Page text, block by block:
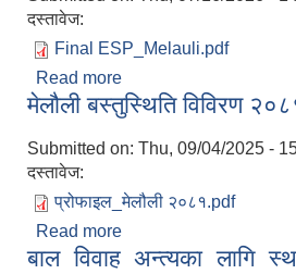
दस्तावेज:
Final ESP_Melauli.pdf
Read more
मेलौली बस्तुस्थिति विविरण
Submitted on: Thu, 09/04/2025 -
दस्तावेज:
प्रोफाइल_मेलौली २०८१.pdf
Read more
बाल विवाह अन्त्यका लागि